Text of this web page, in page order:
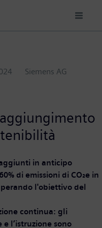
Siemens AG
in anticipo
di emissioni di CO₂e in
l'obiettivo del
continua: gli
l’istruzione sono